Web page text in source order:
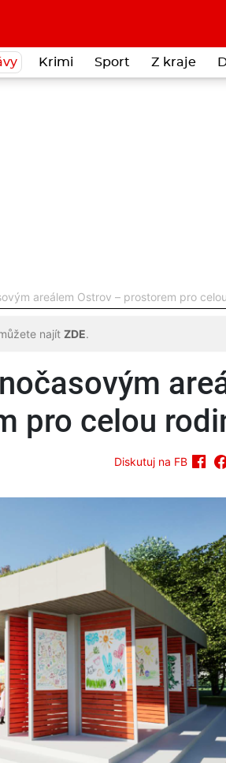
Krimi Sport Z kraje
areálem Ostrov – prostorem pro
najít ZDE.
pro celou
Diskutuj na FB